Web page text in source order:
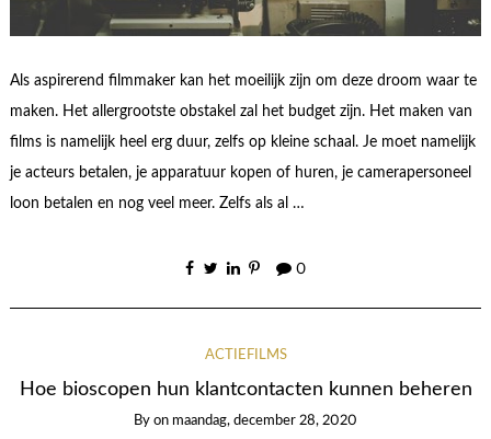
Als aspirerend filmmaker kan het moeilijk zijn om deze droom waar te
maken. Het allergrootste obstakel zal het budget zijn. Het maken van
films is namelijk heel erg duur, zelfs op kleine schaal. Je moet namelijk
je acteurs betalen, je apparatuur kopen of huren, je camerapersoneel
loon betalen en nog veel meer. Zelfs als al …
0
ACTIEFILMS
Hoe bioscopen hun klantcontacten kunnen beheren
By on maandag, december 28, 2020